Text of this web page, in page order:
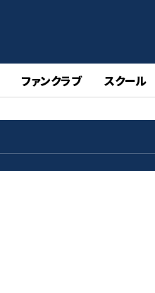
ファンクラブ スクール